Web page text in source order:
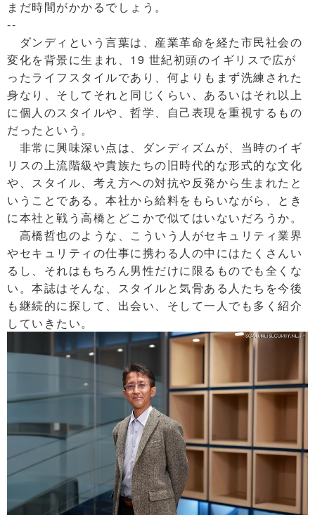
まだ時間がかかるでしょう。
--
ダンディという言葉は、産業革命を経た市民社会の
変化を背景に生まれ、19 世紀初頭のイギリスで広が
ったライフスタイルであり、何よりもまず洗練された
身なり、そしてそれと同じくらい、あるいはそれ以上
に個人のスタイルや、哲学、自己表現を重視するもの
だったという。
非常に興味深い点は、ダンディズムが、当時のイギ
リスの上流階級や貴族たちの旧時代的な形式的な文化
や、スタイル、考え方への対抗や反発から生まれたと
いうことである。本社から給料をもらいながら、とき
に本社と戦う高橋とどこかで似てはいないだろうか。
高橋哲也のような、こういう人がセキュリティ業界
やセキュリティの仕事に携わる人の中にはたくさんい
るし、それはもちろん男性だけに限るものでも全くな
い。本誌はそんな、スタイルと気骨ある人たちを今後
も継続的に探して、出会い、そして一人でも多く紹介
していきたい。